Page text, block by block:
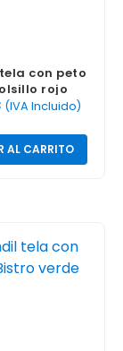
con peto
rojo
(IVA Incluido)
AL CARRITO